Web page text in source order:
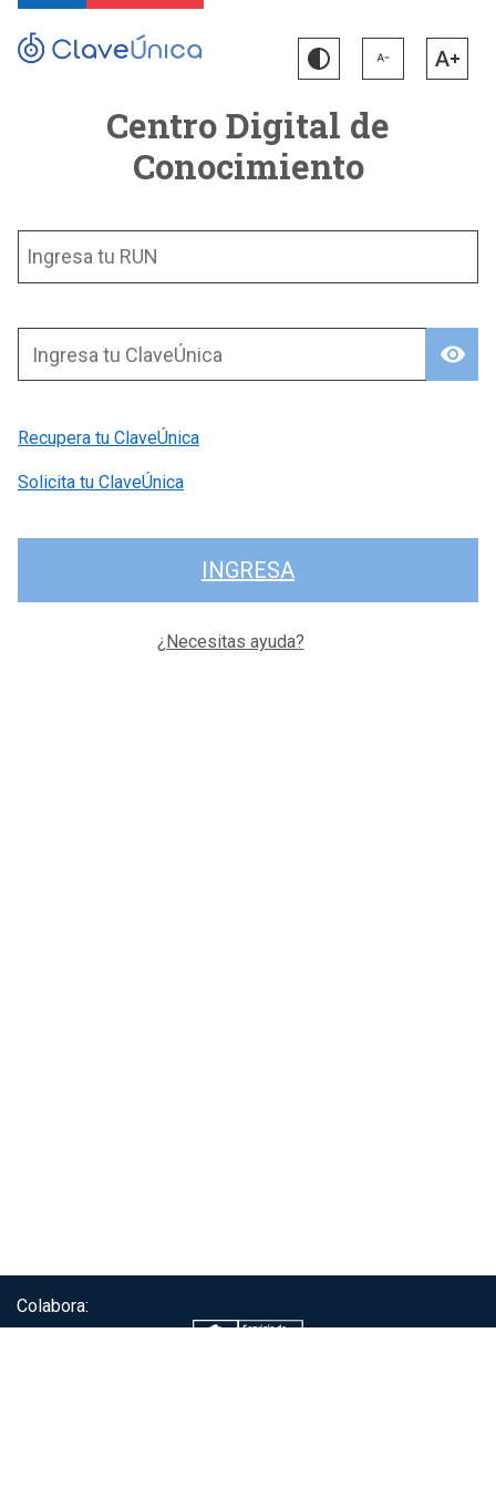
Centro Digital de
Conocimiento
Ingresa tu RUN
visibility
Ingresa tu ClaveÚnica
Recupera tu ClaveÚnica
Solicita tu ClaveÚnica
INGRESA
¿Necesitas ayuda?
Colabora: